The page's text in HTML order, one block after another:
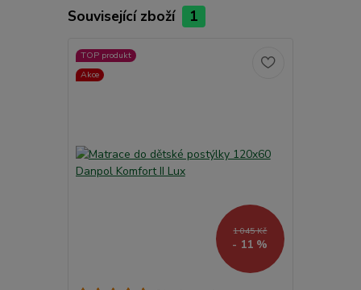
Související zboží 1
TOP produkt
Akce
1 045 Kč
- 11 %